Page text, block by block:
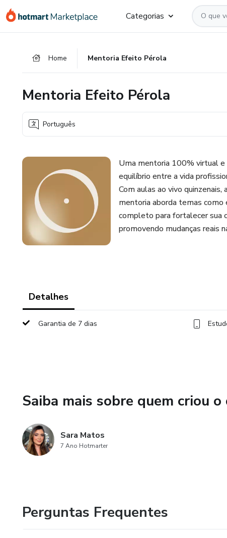
para
para
para
Categorias
Home Mentoria Efeito Pérola
Mentoria Efeito Pérola
Português
Uma mentoria 100% virtual e
equilíbrio entre a vida
Com aulas ao vivo
mentoria aborda temas como
completo para fortalecer sua
promovendo mudanças reais
Detalhes
Garantia de 7 dias
Saiba mais sobre quem criou
Sara Matos
7 Ano Hotmarter
Perguntas Frequentes